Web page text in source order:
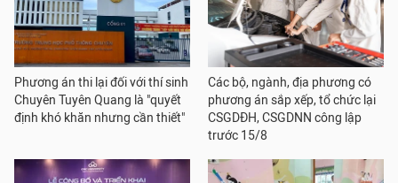
Phương án thi lại đối với thí sinh
Chuyên Tuyên Quang là "quyết
định khó khăn nhưng cần thiết"
Các bộ, ngành, địa phương có
phương án sắp xếp, tổ chức lại
CSGDĐH, CSGDNN công lập
trước 15/8